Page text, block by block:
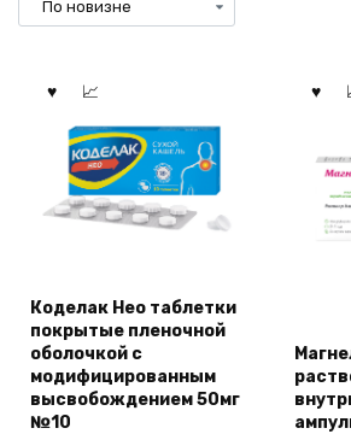
Коделак Нео таблетки
покрытые пленочной
оболочкой с
модифицированным
высвобождением 50мг
№10